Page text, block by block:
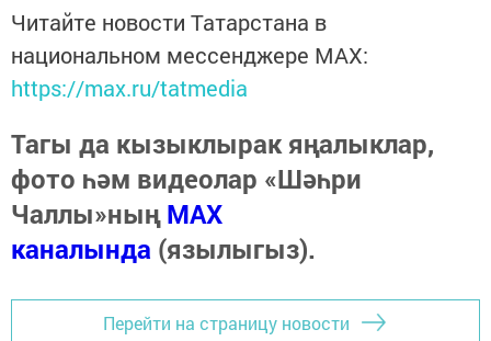
Читайте новости Татарстана в
национальном мессенджере MАХ:
https://max.ru/tatmedia
Тагы да кызыклырак яңалыклар,
фото һәм видеолар «Шәһри
Чаллы»ныңMAX
каналында (язылыгыз).
Перейти на страницу новости